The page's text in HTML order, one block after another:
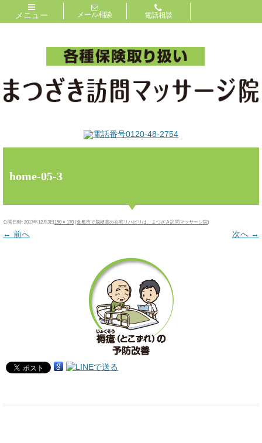
メニュー メール相談 電話相談
home-05-3
公開日時: 2017年12月3日 150 × 170 (倉敷市で脳梗塞の在宅リハビリは、まつざき訪問マッサージ院)
← 前へ 次へ →